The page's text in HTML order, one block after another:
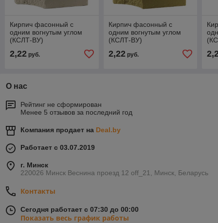
Кирпич фасонный с
одним вогнутым углом
(КСЛТ-ВУ)
2,22 руб.
Кирпич фасонный с
одним вогнутым углом
(КСЛТ-ВУ)
2,22руб.
О нас
Рейтинг не сформирован
Менее 5 отзывов за последний год
Компания продает на Deal.by
Работает с 03.07.2019
г. Минск
220026 Минск Веснина проезд 12 off_21, Минск, Беларусь
Контакты
Сегодня работает с 07:30 до 00:00
Показать весь график работы